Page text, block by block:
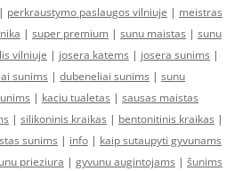
| perkraustymo paslaugos vilniuje | meistras
| super premium | sunu maistas | sunu
vilniuje | josera katems | josera sunims |
sunims | dubeneliai sunims | sunu
| kaciu tualetas | sausas maistas
| silikoninis kraikas | bentonitinis kraikas |
sunims | info | kaip sutaupyti gyvunams
prieziura | gyvunu augintojams | šunims